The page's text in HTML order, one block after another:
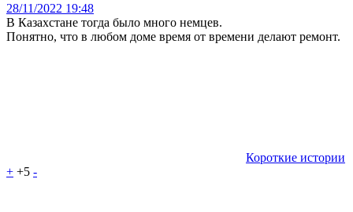
28/11/2022 19:48
В Казахстане тогда было много немцев.
Понятно, что в любом доме время от времени делают ремонт.
Короткие истории
+ +5 -